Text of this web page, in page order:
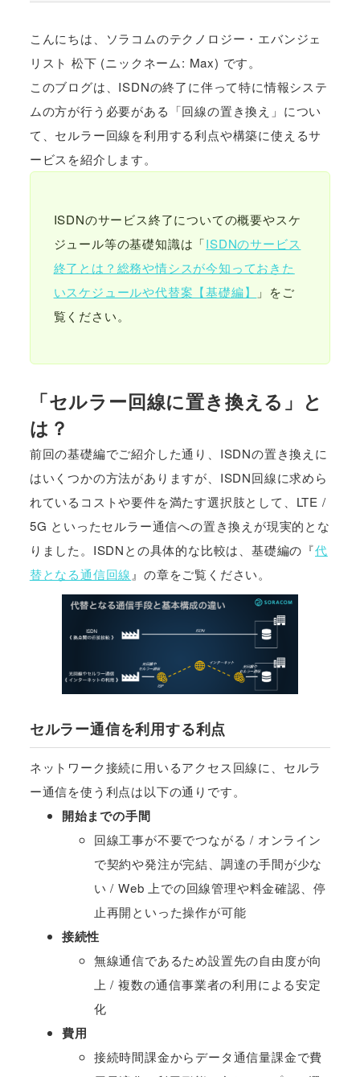
こんにちは、ソラコムのテクノロジー・エバンジェ
リスト 松下 (ニックネーム: Max) です。
このブログは、ISDNの終了に伴って特に情報システ
ムの方が行う必要がある「回線の置き換え」につい
て、セルラー回線を利用する利点や構築に使えるサ
ービスを紹介します。
ISDNのサービス終了についての概要やスケ
ジュール等の基礎知識は「ISDNのサービス
終了とは？総務や情シスが今知っておきた
いスケジュールや代替案【基礎編】
」をご
覧ください。
「セルラー回線に置き換える」と
は？
前回の基礎編でご紹介した通り、ISDNの置き換えに
はいくつかの方法がありますが、ISDN回線に求めら
れているコストや要件を満たす選択肢として、LTE /
5G といったセルラー通信への置き換えが現実的とな
りました。ISDNとの具体的な比較は、基礎編の『代
替となる通信回線 』の章をご覧ください。
セルラー通信を利用する利点
ネットワーク接続に用いるアクセス回線に、セルラ
ー通信を使う利点は以下の通りです。
開始までの手間
回線工事が不要でつながる / オンライン
で契約や発注が完結、調達の手間が少な
い / Web 上での回線管理や料金確認、停
止再開といった操作が可能
接続性
無線通信であるため設置先の自由度が向
上 / 複数の通信事業者の利用による安定
化
費用
接続時間課金からデータ通信量課金で費